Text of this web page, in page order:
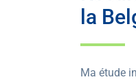
la
Ma étude